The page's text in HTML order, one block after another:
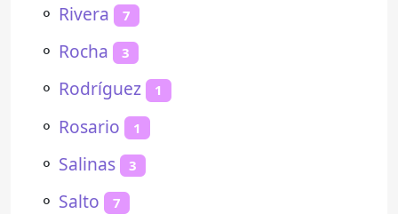
⚬ Rivera 7
⚬ Rocha 3
⚬ Rodríguez 1
⚬ Rosario 1
⚬ Salinas 3
⚬ Salto 7